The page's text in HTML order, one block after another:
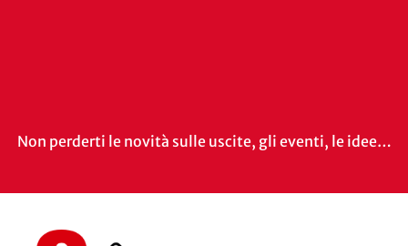
Non perderti le novità sulle uscite, gli eventi, le idee…